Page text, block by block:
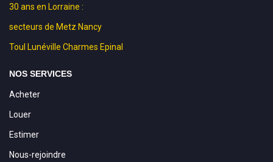
30 ans en Lorraine :
secteurs de Metz Nancy
Toul Lunéville Charmes Epinal
NOS SERVICES
Acheter
Louer
Estimer
Nous-rejoindre